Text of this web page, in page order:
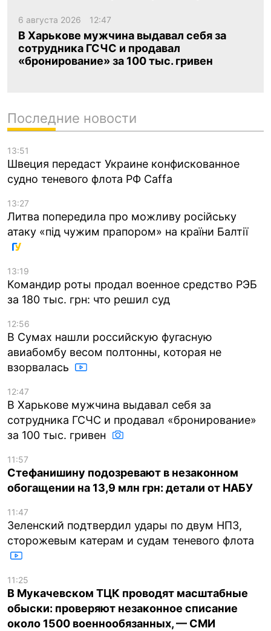
6 августа 2026 12:47
В Харькове мужчина выдавал себя за
сотрудника ГСЧС и продавал
«бронирование» за 100 тыс. гривен
Последние новости
13:51
Швеция передаст Украине конфискованное
судно теневого флота РФ Caffa
13:27
Литва попередила про можливу російську
атаку «під чужим прапором» на країни Балтії
13:19
Командир роты продал военное средство РЭБ
за 180 тыс. грн: что решил суд
12:56
В Сумах нашли российскую фугасную
авиабомбу весом полтонны, которая не
взорвалась
12:47
В Харькове мужчина выдавал себя за
сотрудника ГСЧС и продавал «бронирование»
за 100 тыс. гривен
11:57
Стефанишину подозревают в незаконном
обогащении на 13,9 млн грн: детали от НАБУ
11:47
Зеленский подтвердил удары по двум НПЗ,
сторожевым катерам и судам теневого флота
11:25
В Мукачевском ТЦК проводят масштабные
обыски: проверяют незаконное списание
около 1500 военнообязанных, — СМИ